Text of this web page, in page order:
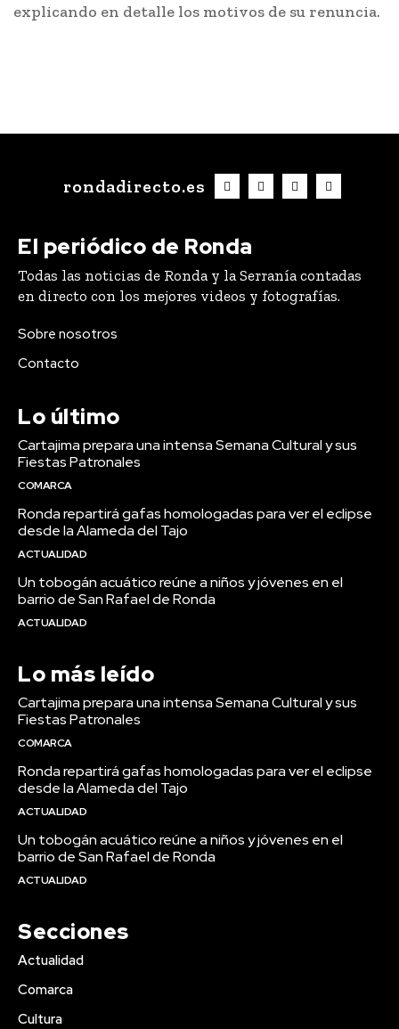
explicando en detalle los motivos de su renuncia.
rondadirecto.es
El periódico de Ronda
Todas las noticias de Ronda y la Serranía contadas
en directo con los mejores videos y fotografías.
Sobre nosotros
Contacto
Lo último
Cartajima prepara una intensa Semana Cultural y sus
Fiestas Patronales
COMARCA
Ronda repartirá gafas homologadas para ver el eclipse
desde la Alameda del Tajo
ACTUALIDAD
Un tobogán acuático reúne a niños y jóvenes en el
barrio de San Rafael de Ronda
ACTUALIDAD
Lo más leído
Cartajima prepara una intensa Semana Cultural y sus
Fiestas Patronales
COMARCA
Ronda repartirá gafas homologadas para ver el eclipse
desde la Alameda del Tajo
ACTUALIDAD
Un tobogán acuático reúne a niños y jóvenes en el
barrio de San Rafael de Ronda
ACTUALIDAD
Secciones
Actualidad
Comarca
Cultura